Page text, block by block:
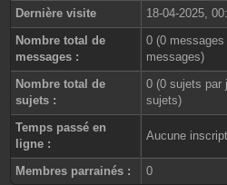
Dernière visite
18-04-2025,
Nombre total de
messages :
0 (0
messages)
Nombre total de
sujets :
0 (0 sujets par
sujets)
Temps passé en
ligne :
Aucune
Membres parrainés : 0